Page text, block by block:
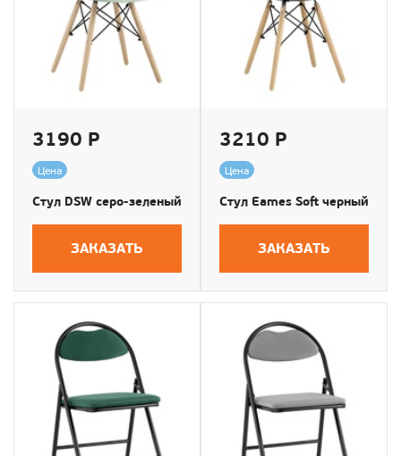
3190 Р
Цена
Стул DSW серо-зеленый
ЗАКАЗАТЬ
3210 Р
Цена
Стул Eames Soft черный
ЗАКАЗАТЬ